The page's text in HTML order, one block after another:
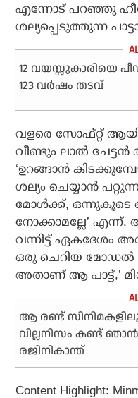
എന്നോട് പറഞ്ഞു
ശല്യപ്പെടുത്തുന്ന
12 വയസ്സുകാരിയെ
123 വര്‍ഷം തടവ്
വളരെ സോഫ്റ്റ്
വീണ്ടും ലാല്‍
‘ഉറങ്ങാന്‍
ശല്യം ചെയ്യാന്‍ പറ്റുന്ന
മോള്‍ക്ക്, ഒന്നുകൂടെ
നോക്കാമല്ലേ’
വന്നിട്ട് ഏകദേശം
ഒരു ചെറിയ മോഡല്‍
അതാണ് ആ പാട്ട്,’
ആ രണ്ട്
വില്ലനിസം കണ്ട്
രജിനികാന്ത്
Content Highlight: